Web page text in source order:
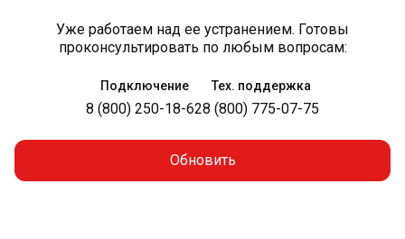
Уже работаем над ее устранением. Готовы
проконсультировать по любым вопросам:
Подключение
8 (800) 250-18-62
Тех. поддержка
8 (800) 775-07-75
Обновить